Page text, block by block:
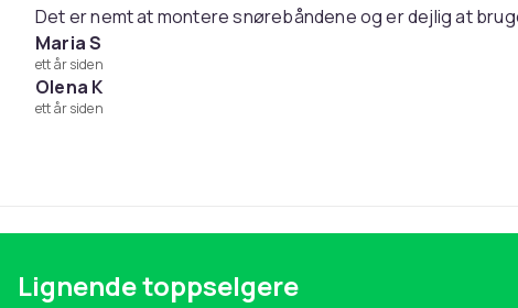
Det er nemt at montere snørebåndene og er dejlig at
Maria S
ett år siden
Olena K
ett år siden
Lignende toppselgere